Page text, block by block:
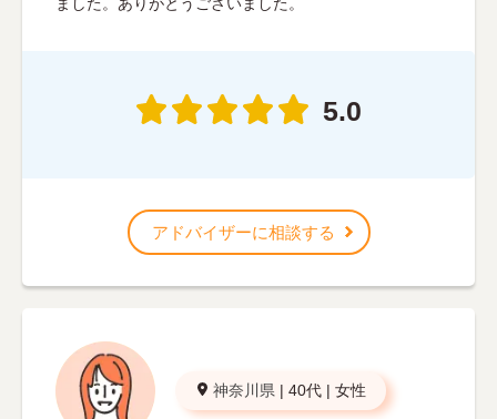
5.0
アドバイザーに相談する
神奈川県 | 40代 | 女性